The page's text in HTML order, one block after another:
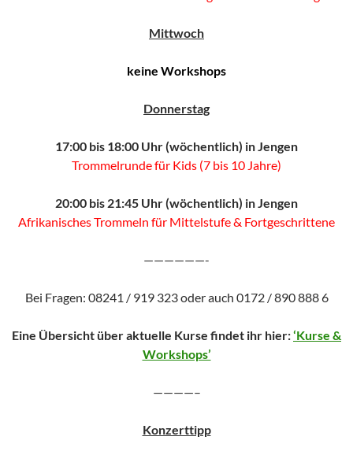
Mittwoch
keine Workshops
Donnerstag
17:00 bis 18:00 Uhr (wöchentlich) in Jengen
Trommelrunde für Kids (7 bis 10 Jahre)
20:00 bis 21:45 Uhr (wöchentlich) in Jengen
Afrikanisches Trommeln für Mittelstufe & Fortgeschrittene
——————-
Bei Fragen: 08241 / 919 323 oder auch 0172 / 890 888 6
Eine Übersicht über aktuelle Kurse findet ihr hier:‘Kurse &
Workshops’
————–
Konzerttipp